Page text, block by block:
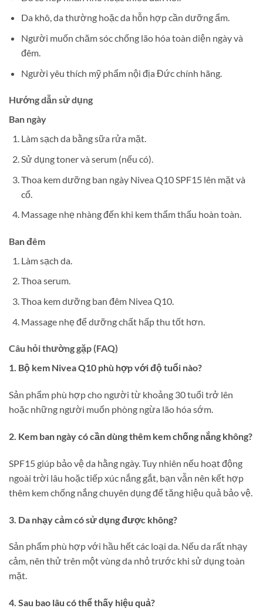
Da khô, da thường hoặc da hỗn hợp cần dưỡng ẩm.
Người muốn chăm sóc chống lão hóa toàn diện ngày và
đêm.
Người yêu thích mỹ phẩm nội địa Đức chính hãng.
Hướng dẫn sử dụng
Ban ngày
Làm sạch da bằng sữa rửa mặt.
Sử dụng toner và serum (nếu có).
Thoa kem dưỡng ban ngày Nivea Q10 SPF15 lên mặt và
cổ.
Massage nhẹ nhàng đến khi kem thẩm thấu hoàn toàn.
Ban đêm
Làm sạch da.
Thoa serum.
Thoa kem dưỡng ban đêm Nivea Q10.
Massage nhẹ để dưỡng chất hấp thu tốt hơn.
Câu hỏi thường gặp (FAQ)
1. Bộ kem Nivea Q10 phù hợp với độ tuổi nào?
Sản phẩm phù hợp cho người từ khoảng 30 tuổi trở lên
hoặc những người muốn phòng ngừa lão hóa sớm.
2. Kem ban ngày có cần dùng thêm kem chống nắng không?
SPF15 giúp bảo vệ da hằng ngày. Tuy nhiên nếu hoạt động
ngoài trời lâu hoặc tiếp xúc nắng gắt, bạn vẫn nên kết hợp
thêm kem chống nắng chuyên dụng để tăng hiệu quả bảo vệ.
3. Da nhạy cảm có sử dụng được không?
Sản phẩm phù hợp với hầu hết các loại da. Nếu da rất nhạy
cảm, nên thử trên một vùng da nhỏ trước khi sử dụng toàn
mặt.
4. Sau bao lâu có thể thấy hiệu quả?